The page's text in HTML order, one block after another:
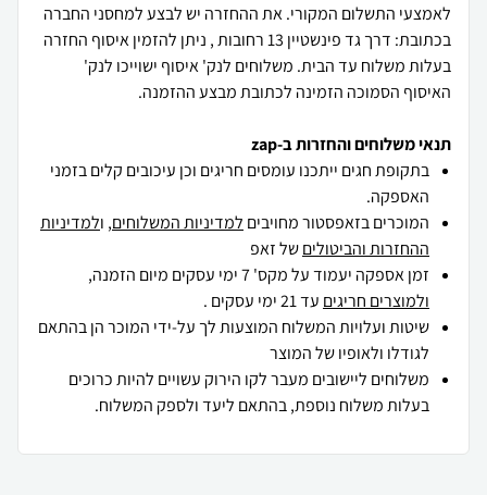
לאמצעי התשלום המקורי. את ההחזרה יש לבצע למחסני החברה
בכתובת: דרך גד פינשטיין 13 רחובות , ניתן להזמין איסוף החזרה
בעלות משלוח עד הבית. משלוחים לנק' איסוף ישוייכו לנק'
האיסוף הסמוכה הזמינה לכתובת מבצע ההזמנה.
תנאי משלוחים והחזרות ב-zap
בתקופת חגים ייתכנו עומסים חריגים וכן עיכובים קלים בזמני
האספקה.
המוכרים בזאפסטור מחויבים למדיניות המשלוחים, ולמדיניות
ההחזרות והביטוליםשל זאפ
זמן אספקה יעמוד על מקס' 7 ימי עסקים מיום הזמנה,
ולמוצרים חריגים עד 21 ימי עסקים .
שיטות ועלויות המשלוח המוצעות לך על-ידי המוכר הן בהתאם
לגודלו ולאופיו של המוצר
משלוחים ליישובים מעבר לקו הירוק עשויים להיות כרוכים
בעלות משלוח נוספת, בהתאם ליעד ולספק המשלוח.